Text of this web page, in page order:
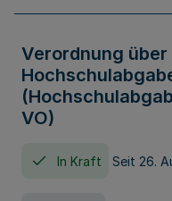
Verordnung
VO)
In Kraft Seit 26.